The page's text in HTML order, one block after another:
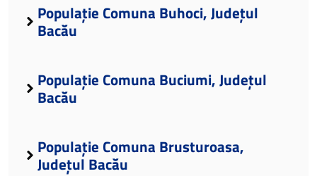
Populație Comuna Buhoci, Județul
Bacău
Populație Comuna Buciumi, Județul
Bacău
Populație Comuna Brusturoasa,
Județul Bacău